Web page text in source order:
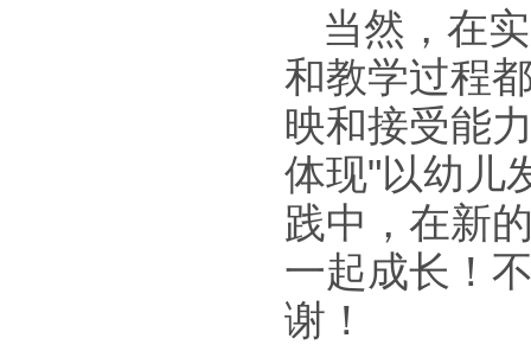
当然，在
和教学过程
映和接受能
体现"以幼儿
践中，在新
一起成长！
谢！